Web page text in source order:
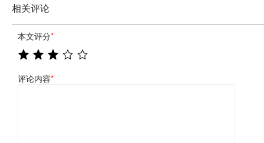
相关评论
本文评分*
评论内容*